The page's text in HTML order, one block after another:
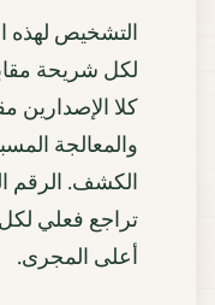
التشخيص لهذه
لكل شريحة
كلا الإصدارين
والمعالجة
الكشف. الرقم
تراجع فعلي
أعلى المجرى.